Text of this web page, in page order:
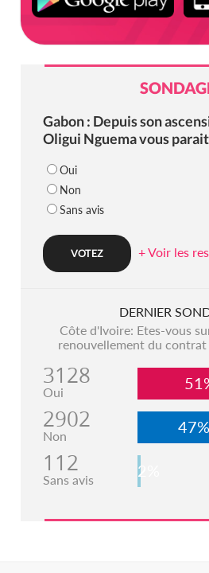
Gabon : Depuis son
Oligui Nguema vous
Oui
Non
Sans avis
+ Voir les
DERNIER
Côte d'Ivoire: Etes-vous
renouvellement du contrat
3128
Oui
2902
Non 47%
112
Sans avis 2%